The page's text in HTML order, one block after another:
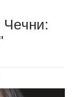
Чечни: